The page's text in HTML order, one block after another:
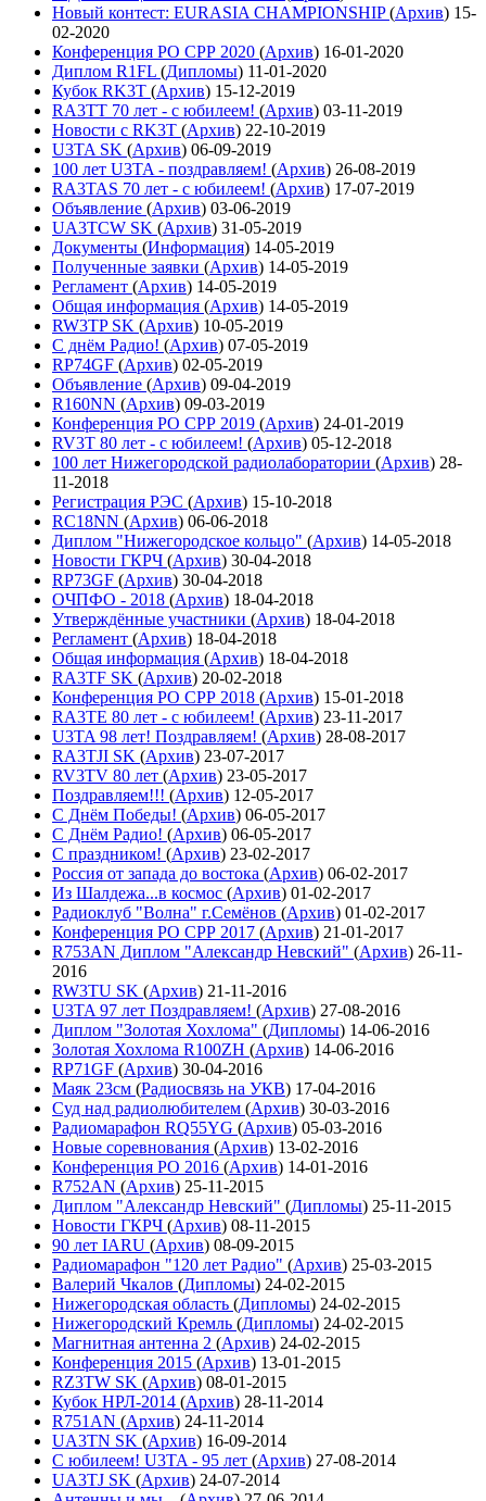
Новый контест: EURASIA CHAMPIONSHIP(Архив) 15-
02-2020
Конференция РО СРР 2020 (Архив) 16-01-2020
Диплом R1FL (Дипломы) 11-01-2020
Кубок RK3T (Архив) 15-12-2019
RA3TT 70 лет - с юбилеем! (Архив) 03-11-2019
Новости с RK3T (Архив) 22-10-2019
U3TA SK (Архив) 06-09-2019
100 лет U3TA - поздравляем! (Архив) 26-08-2019
RA3TAS 70 лет - с юбилеем! (Архив) 17-07-2019
Объявление (Архив) 03-06-2019
UA3TCW SK (Архив) 31-05-2019
Документы (Информация) 14-05-2019
Полученные заявки (Архив) 14-05-2019
Регламент (Архив) 14-05-2019
Общая информация (Архив) 14-05-2019
RW3TP SK (Архив) 10-05-2019
С днём Радио! (Архив) 07-05-2019
RP74GF (Архив) 02-05-2019
Объявление (Архив) 09-04-2019
R160NN (Архив) 09-03-2019
Конференция РО СРР 2019 (Архив) 24-01-2019
RV3T 80 лет - с юбилеем! (Архив) 05-12-2018
100 лет Нижегородской радиолаборатории (Архив) 28-
11-2018
Регистрация РЭС (Архив) 15-10-2018
RC18NN (Архив) 06-06-2018
Диплом "Нижегородское кольцо" (Архив) 14-05-2018
Новости ГКРЧ (Архив) 30-04-2018
RP73GF (Архив) 30-04-2018
ОЧПФО - 2018 (Архив) 18-04-2018
Утверждённые участники (Архив) 18-04-2018
Регламент (Архив) 18-04-2018
Общая информация (Архив) 18-04-2018
RA3TF SK (Архив) 20-02-2018
Конференция РО СРР 2018 (Архив) 15-01-2018
RA3TE 80 лет - с юбилеем! (Архив) 23-11-2017
U3TA 98 лет! Поздравляем! (Архив) 28-08-2017
RA3TJI SK (Архив) 23-07-2017
RV3TV 80 лет (Архив) 23-05-2017
Поздравляем!!! (Архив) 12-05-2017
С Днём Победы! (Архив) 06-05-2017
С Днём Радио! (Архив) 06-05-2017
С праздником! (Архив) 23-02-2017
Россия от запада до востока (Архив) 06-02-2017
Из Шалдежа...в космос (Архив) 01-02-2017
Радиоклуб "Волна" г.Семёнов (Архив) 01-02-2017
Конференция РО СРР 2017 (Архив) 21-01-2017
R753AN Диплом "Александр Невский" (Архив) 26-11-
2016
RW3TU SK (Архив) 21-11-2016
U3TA 97 лет Поздравляем! (Архив) 27-08-2016
Диплом "Золотая Хохлома" (Дипломы) 14-06-2016
Золотая Хохлома R100ZH (Архив) 14-06-2016
RP71GF (Архив) 30-04-2016
Маяк 23см (Радиосвязь на УКВ) 17-04-2016
Суд над радиолюбителем (Архив) 30-03-2016
Радиомарафон RQ55YG (Архив) 05-03-2016
Новые соревнования (Архив) 13-02-2016
Конференция РО 2016 (Архив) 14-01-2016
R752AN (Архив) 25-11-2015
Диплом "Александр Невский" (Дипломы) 25-11-2015
Новости ГКРЧ (Архив) 08-11-2015
90 лет IARU (Архив) 08-09-2015
Радиомарафон "120 лет Радио" (Архив) 25-03-2015
Валерий Чкалов (Дипломы) 24-02-2015
Нижегородская область (Дипломы) 24-02-2015
Нижегородский Кремль (Дипломы) 24-02-2015
Магнитная антенна 2 (Архив) 24-02-2015
Конференция 2015 (Архив) 13-01-2015
RZ3TW SK (Архив) 08-01-2015
Кубок НРЛ-2014 (Архив) 28-11-2014
R751AN (Архив) 24-11-2014
UA3TN SK (Архив) 16-09-2014
С юбилеем! U3TA - 95 лет (Архив) 27-08-2014
UA3TJ SK (Архив) 24-07-2014